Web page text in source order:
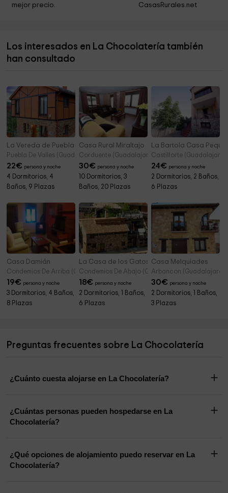
El toro muerto 4,1 km
Ciudad Valdeluz 4,5 km
mejor precio.
CasasRurales.net
Los interesados en La Chocolatería también
han consultado
La Vereda de Puebla
Puebla De Valles (Guadalajara)
22€ persona y noche
4 Dormitorios, 4
Baños, 9 Plazas
Casa Rural Miraltajo
Corduente (Guadalajara)
30€ persona y noche
10 Dormitorios, 3
Baños, 20 Plazas
La Bartola Casa
Castilforte (Guadalajara)
24€ persona y noche
2 Dormitorios, 2 Baños,
6 Plazas
Casa Damián
Condemios De Arriba (Guadalajara)
19€ persona y noche
3 Dormitorios, 4 Baños,
8 Plazas
La Casa de los Gatos
Condemios De Abajo (Guadalajara)
18€ persona y noche
2 Dormitorios, 1 Baños,
6 Plazas
Casa Melquiades
Arbancon (Guadalajara)
30€ persona y noche
2 Dormitorios, 1 Baños,
3 Plazas
Preguntas frecuentes sobre La Chocolatería
¿Cuánto cuesta alojarse en La Chocolatería?
¿Cuántas personas pueden hospedarse en La
Chocolatería?
¿Qué opciones de alojamiento puedo reservar en La
Chocolatería?